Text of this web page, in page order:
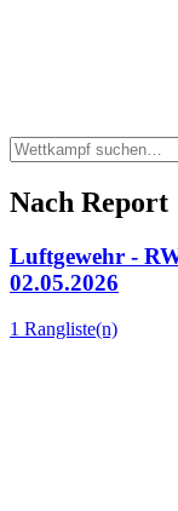
Nach Report
Luftgewehr -
02.05.2026
1 Rangliste(n)